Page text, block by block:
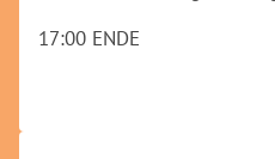
17:00 ENDE